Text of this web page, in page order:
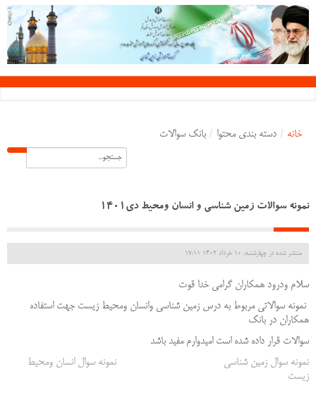
خانه / دسته بندی محتوا / بانک سوالات
نمونه سوالات زمین شناسی و انسان ومحیط دی1401
منتشر شده در چهارشنبه, 10 خرداد 1402 17:11
سلام ودرود همکاران گرامی خدا قوت
نمونه سوالاتی مربوط به درس زمین شناسی وانسان ومحیط زیست جهت استفاده
همکاران در بانک
سوالات قرار داده شده است امیدوارم مفید باشد
نمونه سوال زمین شناسی
نمونه سوال انسان ومحیط
زیست